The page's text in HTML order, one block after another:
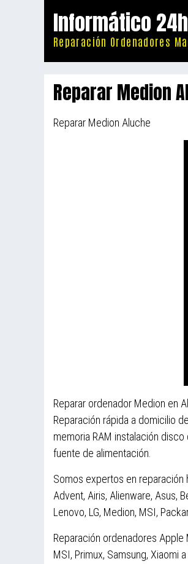
Informático
Reparación Ordenadores
Reparar Medion
Reparar Medion Aluche
Reparar ordenador Medion en
Reparación rápida a domicilio
memoria RAM instalación
fuente de alimentación.
Somos expertos en
Advent, Airis, Alienware, Asus,
Lenovo, LG, Medion, MSI,
Reparación ordenadores Apple
MSI, Primux, Samsung, Xiaomi